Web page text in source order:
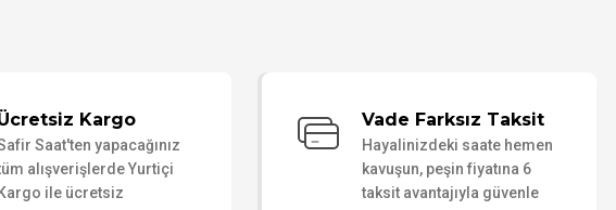
Kargo
Saat'ten yapacağınız
alışverişlerde Yurtiçi
Kargo ile ücretsiz
Vade Farksız Taksit
Hayalinizdeki saate hemen
kavuşun, peşin fiyatına 6
taksit avantajıyla güvenle